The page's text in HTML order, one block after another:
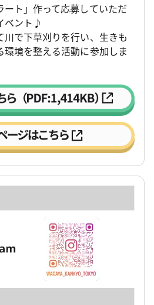
ート」作って応募していただ
ベント♪
で下草刈りを行い、生きも
境を整える活動に参加しま